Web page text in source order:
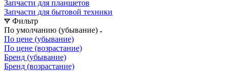
Запчасти для планшетов
Запчасти для бытовой техники
Фильтр
По умолчанию (убывание)
По цене (убывание)
По цене (возрастание)
Бренд (убывание)
Бренд (возрастание)